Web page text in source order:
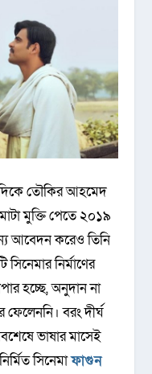
তৌকির আহমেদ
মুক্তি পেতে ২০১৯
আবেদন করেও তিনি
নির্মাণের
হচ্ছে, অনুদান না
ফেলেননি। বরং দীর্ঘ
ভাষার মাসেই
সিনেমাফাগুন